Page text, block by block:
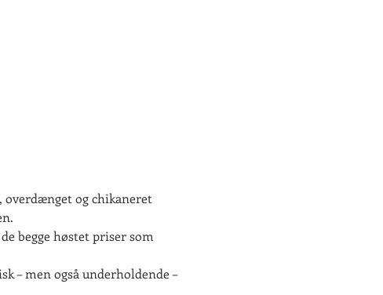
og chikaneret
begge høstet priser som
– men også underholdende –